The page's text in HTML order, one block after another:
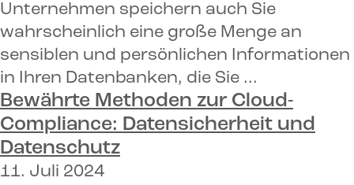
Unternehmen speichern auch Sie
wahrscheinlich eine große Menge an
sensiblen und persönlichen Informationen
in Ihren Datenbanken, die Sie ...
Bewährte Methoden zur Cloud-
Compliance: Datensicherheit und
Datenschutz
11. Juli 2024